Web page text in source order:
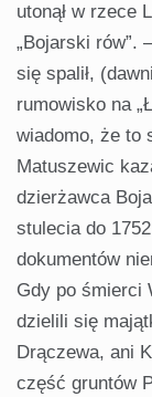
utonął w rzece
„Bojarski rów”.
się spalił,
rumowisko na
wiadomo, że to
Matuszewic
dzierżawca
stulecia do
dokumentów
Gdy po śmierci
dzielili się
Drączewa, ani
część gruntów